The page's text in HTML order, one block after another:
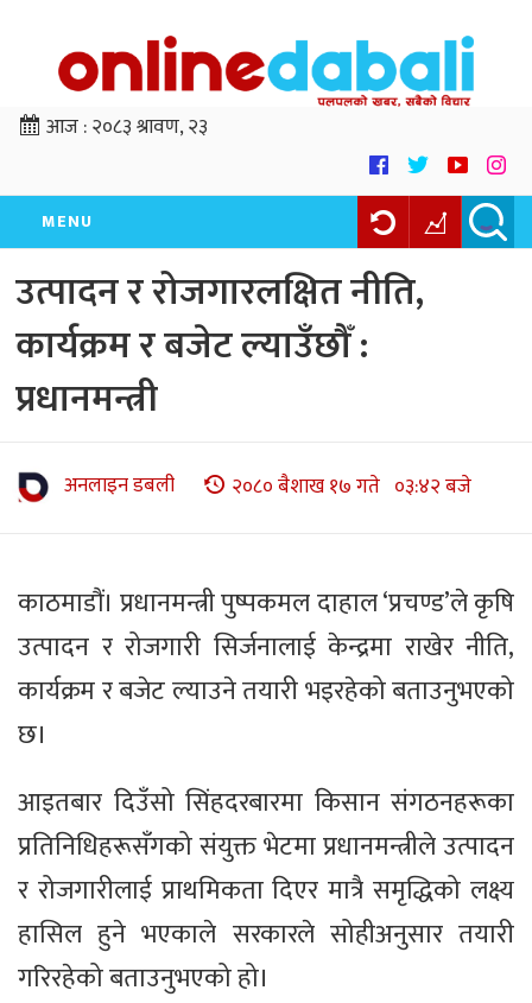
आज :२०८३ श्रावण, २३
MENU
उत्पादन र रोजगारलक्षित नीति,
कार्यक्रम र बजेट ल्याउँछौँ :
प्रधानमन्त्री
अनलाइन डबली २०८० बैशाख १७ गते ०३:४२ बजे
काठमाडौं। प्रधानमन्त्री पुष्पकमल दाहाल ‘प्रचण्ड’ले कृषि
उत्पादन र रोजगारी सिर्जनालाई केन्द्रमा राखेर नीति,
कार्यक्रम र बजेट ल्याउने तयारी भइरहेको बताउनुभएको
छ।
आइतबार दिउँसो सिंहदरबारमा किसान संगठनहरूका
प्रतिनिधिहरूसँगको संयुक्त भेटमा प्रधानमन्त्रीले उत्पादन
र रोजगारीलाई प्राथमिकता दिएर मात्रै समृद्धिको लक्ष्य
हासिल हुने भएकाले सरकारले सोहीअनुसार तयारी
गरिरहेको बताउनुभएको हो।